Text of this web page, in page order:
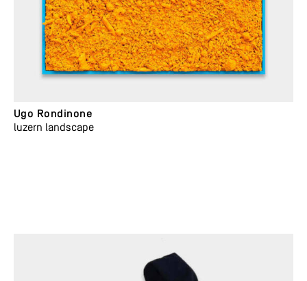
Ugo Rondinone
luzern landscape